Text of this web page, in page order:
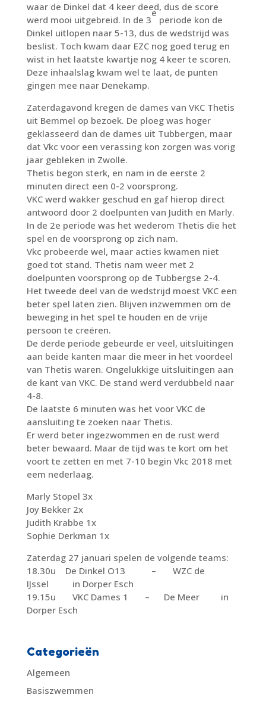
waar de Dinkel dat 4 keer deed, dus de score
werd mooi uitgebreid. In de 3
e
periode kon de
Dinkel uitlopen naar 5-13, dus de wedstrijd was
beslist. Toch kwam daar EZC nog goed terug en
wist in het laatste kwartje nog 4 keer te scoren.
Deze inhaalslag kwam wel te laat, de punten
gingen mee naar Denekamp.
Zaterdagavond kregen de dames van VKC Thetis
uit Bemmel op bezoek. De ploeg was hoger
geklasseerd dan de dames uit Tubbergen, maar
dat Vkc voor een verassing kon zorgen was vorig
jaar gebleken in Zwolle.
Thetis begon sterk, en nam in de eerste 2
minuten direct een 0-2 voorsprong.
VKC werd wakker geschud en gaf hierop direct
antwoord door 2 doelpunten van Judith en Marly.
In de 2e periode was het wederom Thetis die het
spel en de voorsprong op zich nam.
Vkc probeerde wel, maar acties kwamen niet
goed tot stand. Thetis nam weer met 2
doelpunten voorsprong op de Tubbergse 2-4.
Het tweede deel van de wedstrijd moest VKC een
beter spel laten zien. Blijven inzwemmen om de
beweging in het spel te houden en de vrije
persoon te creëren.
De derde periode gebeurde er veel, uitsluitingen
aan beide kanten maar die meer in het voordeel
van Thetis waren. Ongelukkige uitsluitingen aan
de kant van VKC. De stand werd verdubbeld naar
4-8.
De laatste 6 minuten was het voor VKC de
aansluiting te zoeken naar Thetis.
Er werd beter ingezwommen en de rust werd
beter bewaard. Maar de tijd was te kort om het
voort te zetten en met 7-10 begin Vkc 2018 met
eem nederlaag.
Marly Stopel 3x
Joy Bekker 2x
Judith Krabbe 1x
Sophie Derkman 1x
Zaterdag 27 januari spelen de volgende teams:
18.30u De Dinkel O13 – WZC de
IJssel in Dorper Esch
19.15u VKC Dames 1 – De Meer in
Dorper Esch
Categorieën
Algemeen
Basiszwemmen